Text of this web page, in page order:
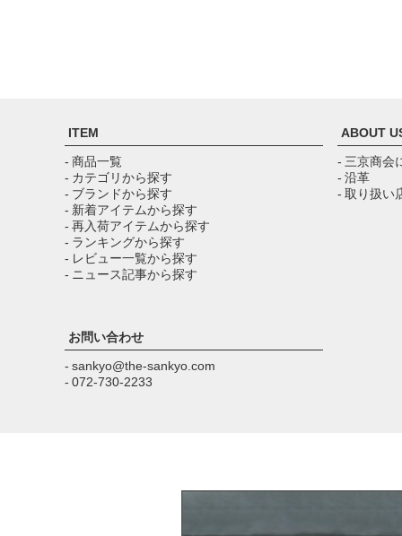
ITEM
- 商品一覧
- カテゴリから探す
- ブランドから探す
- 新着アイテムから探す
- 再入荷アイテムから探す
- ランキングから探す
- レビュー一覧から探す
- ニュース記事から探す
ABOUT
- 三京商会
- 沿革
- 取り扱い
お問い合わせ
- sankyo@the-sankyo.com
- 072-730-2233